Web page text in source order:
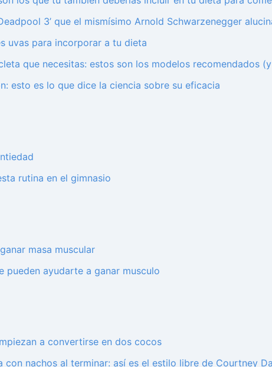
3’ que el mismísimo Arnold Schwarzenegger
uvas para incorporar a tu dieta
que necesitas: estos son los modelos recomendados
esto es lo que dice la ciencia sobre su eficacia
rutina en el gimnasio
masa muscular
pueden ayudarte a ganar musculo
a convertirse en dos cocos
nachos al terminar: así es el estilo libre de Courtney